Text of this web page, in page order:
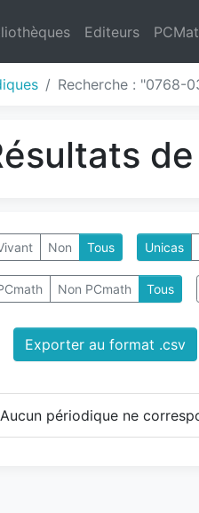
Editeurs
Recherche : "0768-
Non Tous Unicas
Non PCmath Tous
Exporter au format .csv
Aucun périodique ne